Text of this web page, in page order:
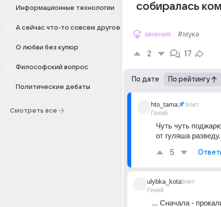
Информационные технологии
А сейчас что-то совсем другое
О любви без купюр
Философский вопрос
Политические дебаты
Смотреть все
собиралась
мнения #мука
2 17
По дате По рейтингу
hto_tama
Гений
9лет
Чуть чуть
от гуляша разведу.
5
ulybka_kota
Гений
9лет
... Сначала -